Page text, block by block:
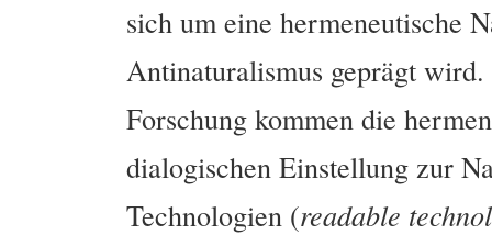
sich um eine hermeneutische
Antinaturalismus geprägt
Forschung kommen die
dialogischen Einstellung zur
Technologien (readable